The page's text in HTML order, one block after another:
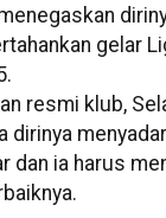
gelar
resmi klub,
dirinya
dan ia harus